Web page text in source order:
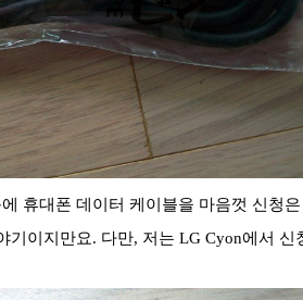
휴대폰 데이터 케이블을 마음껏 신청
이지만요. 다만, 저는 LG Cyon에서 신